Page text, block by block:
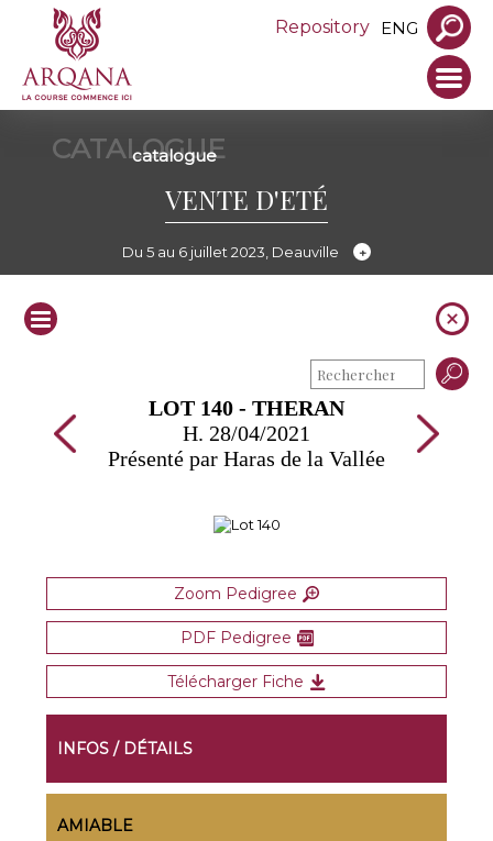
Repository ENG
CATALOGUE
catalogue
VENTE D'ETÉ
Du 5 au 6 juillet 2023, Deauville
LOT 140 - THERAN
H. 28/04/2021
Présenté par Haras de la Vallée
Zoom Pedigree
PDF Pedigree
Télécharger Fiche
INFOS / DÉTAILS
AMIABLE